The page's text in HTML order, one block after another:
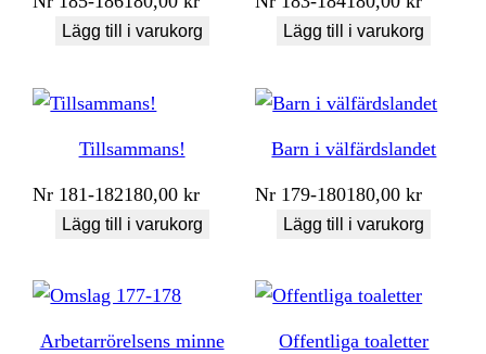
Lägg till i varukorg Lägg till i varukorg
Tillsammans!
Nr 181-182180,00kr
Lägg till i varukorg
Barn i välfärdslandet
Nr 179-180180,00kr
Lägg till i varukorg
Arbetarrörelsens minne Offentliga toaletter